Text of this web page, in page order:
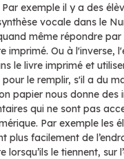
exemple il y a des
vocale dans le
même répondre
imprimé. Ou à l'inverse,
le livre imprimé et
le remplir, s'il a du
papier nous donne des
qui ne sont pas
Par exemple les
plus facilement de
lorsqu’ils le tiennent, sur